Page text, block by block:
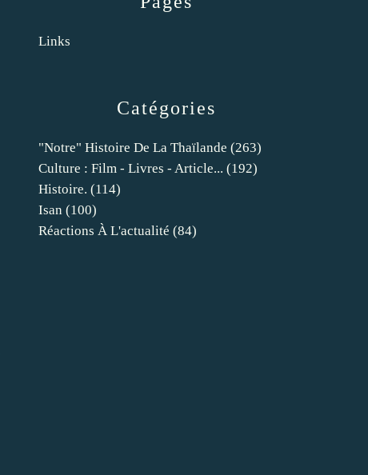
Catégories
"notre" Histoire De La Thaïlande (263)
Culture : Film - Livres - Article... (192)
Histoire. (114)
Isan (100)
Réactions À L'actualité (84)
Links